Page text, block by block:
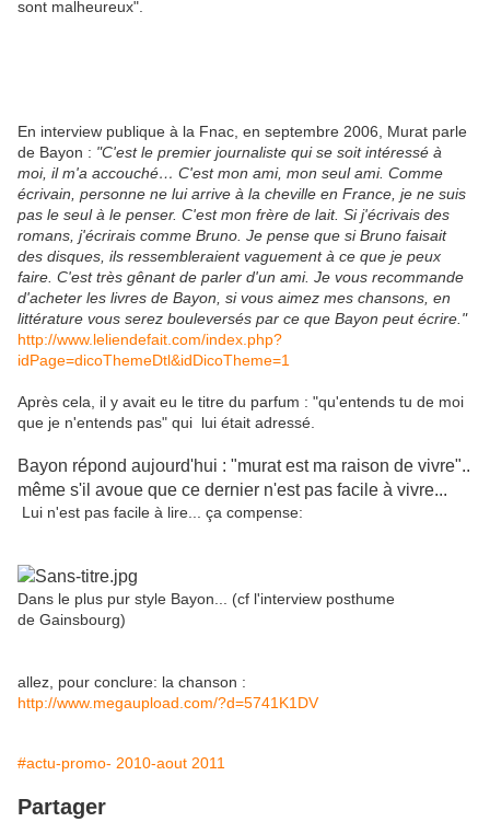
sont malheureux".
En interview publique à la Fnac, en septembre 2006, Murat parle
de Bayon : "C'est le premier journaliste qui se soit intéressé à
moi, il m'a accouché… C'est mon ami, mon seul ami. Comme
écrivain, personne ne lui arrive à la cheville en France, je ne suis
pas le seul à le penser. C'est mon frère de lait. Si j'écrivais des
romans, j'écrirais comme Bruno. Je pense que si Bruno faisait
des disques, ils ressembleraient vaguement à ce que je peux
faire. C'est très gênant de parler d'un ami. Je vous recommande
d'acheter les livres de Bayon, si vous aimez mes chansons, en
littérature vous serez bouleversés par ce que Bayon peut écrire."
http://www.leliendefait.com/index.php?
idPage=dicoThemeDtl&idDicoTheme=1
Après cela, il y avait eu le titre du parfum : "qu'entends tu de moi
que je n'entends pas" qui lui était adressé.
Bayon répond aujourd'hui : "murat est ma raison de vivre"..
même s'il avoue que ce dernier n'est pas facile à vivre...
Lui n'est pas facile à lire... ça compense:
Dans le plus pur style Bayon... (cf l'interview posthume
de Gainsbourg)
allez, pour conclure: la chanson :
http://www.megaupload.com/?d=5741K1DV
#actu-promo- 2010-aout 2011
Partager